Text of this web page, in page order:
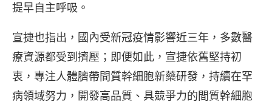
提早自主呼吸。
宣捷也指出，國內受新冠疫情影響近三年，多數醫
療資源都受到擠壓；即便如此，宣捷依舊堅持初
衷，專注人體臍帶間質幹細胞新藥研發，持續在罕
病領域努力，開發高品質、具競爭力的間質幹細胞